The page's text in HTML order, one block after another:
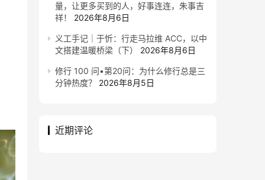
量，让更多买到的人，好事连连，朱事吉
祥！
2026年8月6日
义工手记｜于忻：行走马拉维 ACC，以中
文搭建温暖桥梁（下）
2026年8月6日
修行 100 问•第20问：为什么修行总是三
分钟热度？
2026年8月5日
近期评论